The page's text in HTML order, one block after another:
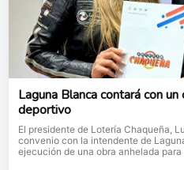
Laguna Blanca contará con
deportivo
El presidente de Lotería Chaqueña,
convenio con la intendente de
ejecución de una obra anhelada